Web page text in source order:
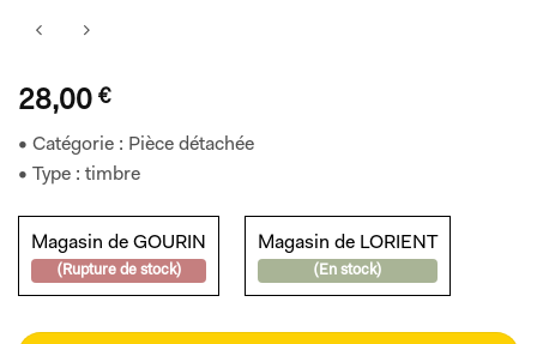
28,00 €
• Catégorie : Pièce détachée
• Type : timbre
Magasin de GOURIN
(Rupture de stock)
Magasin de LORIENT
(En stock)